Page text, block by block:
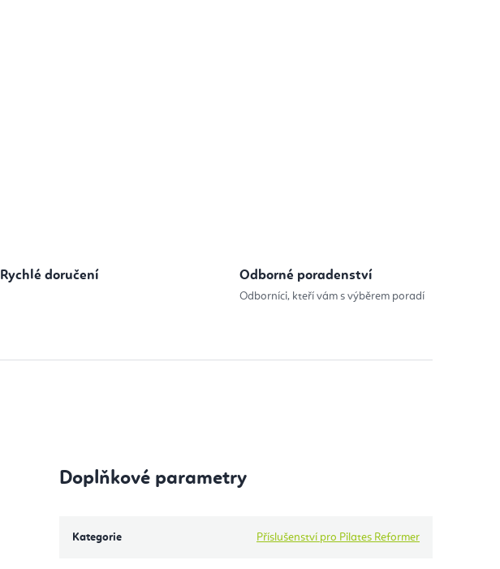
Rychlé doručení Odborné poradenství
Odborníci, kteří vám s výběrem poradí
Doplňkové parametry
Kategorie Příslušenství pro Pilates Reformer